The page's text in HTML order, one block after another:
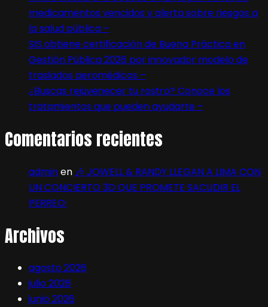
medicamentos vencidos y alerta sobre riesgos a
la salud pública –
SIS obtiene certificación de Buena Práctica en
Gestión Pública 2026 por innovador modelo de
traslados aeromédicos –
¿Buscas rejuvenecer tu rostro? Conoce los
tratamientos que pueden ayudarte –
Comentarios recientes
adminen 🎶 JOWELL & RANDY LLEGAN A LIMA CON
UN CONCIERTO 3D QUE PROMETE SACUDIR EL
PERREO:
Archivos
agosto 2026
julio 2026
junio 2026